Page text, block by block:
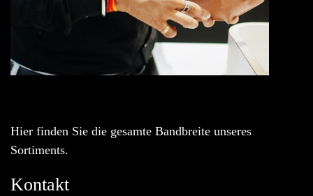
Hier finden Sie die gesamte Bandbreite unseres
Sortiments.
Kontakt